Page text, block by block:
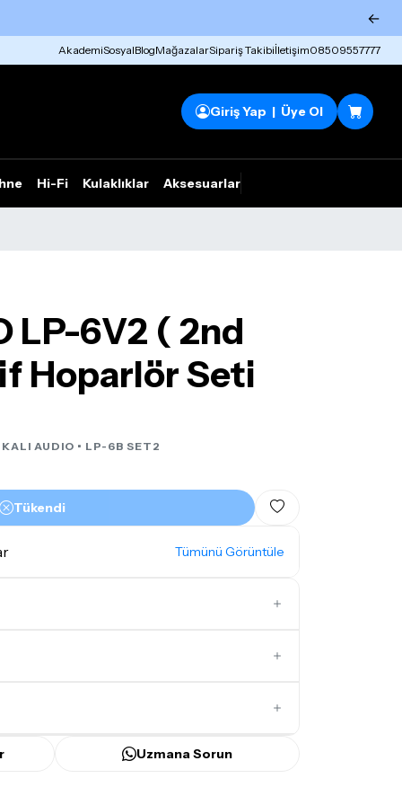
←
AkademiSosyalBlogMağazalarSipariş Takibiİletişim08509557777
Giriş Yap | Üye Ol
Hi-Fi Kulaklıklar Aksesuarlar
LP-6V2 ( 2nd
Hoparlör Seti
KALI AUDIO • LP-6B SET2
Tükendi
Tümünü Görüntüle
Uzmana Sorun